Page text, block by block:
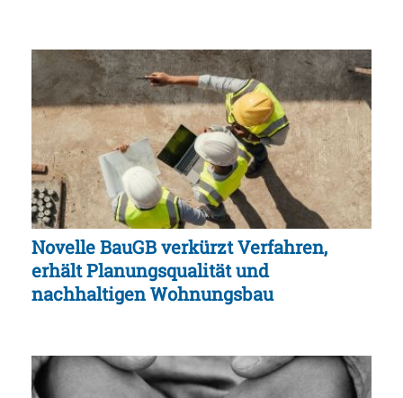
Novelle BauGB verkürzt Verfahren,
erhält Planungsqualität und
nachhaltigen Wohnungsbau